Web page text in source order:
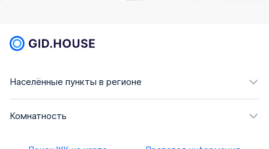
Населённые пункты в регионе
Комнатность